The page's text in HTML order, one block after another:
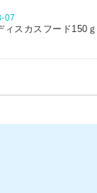
07
ィスカスフード150ｇ